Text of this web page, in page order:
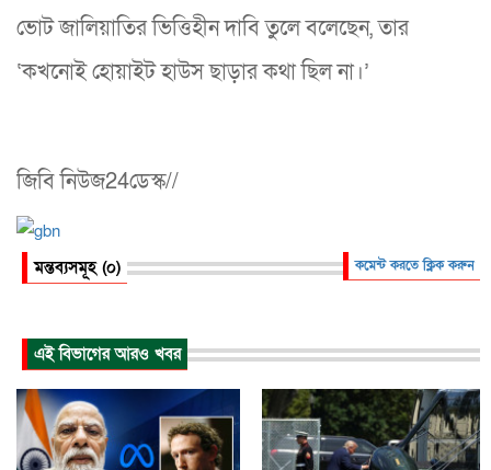
ভোট জালিয়াতির ভিত্তিহীন দাবি তুলে বলেছেন, তার
‘কখনোই হোয়াইট হাউস ছাড়ার কথা ছিল না।’
জিবি নিউজ24ডেস্ক//
মন্তব্যসমূহ (০) কমেন্ট করতে ক্লিক করুন
এই বিভাগের আরও খবর